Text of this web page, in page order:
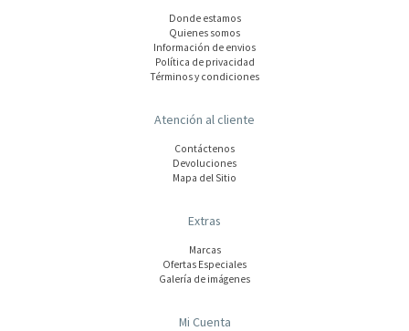
Donde estamos
Quienes somos
Información de envios
Polí­tica de privacidad
Términos y condiciones
Atención al cliente
Contáctenos
Devoluciones
Mapa del Sitio
Extras
Marcas
Ofertas Especiales
Galería de imágenes
Mi Cuenta